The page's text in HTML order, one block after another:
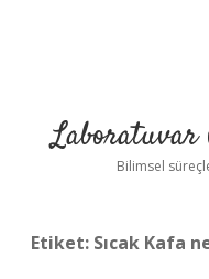
Laboratuvar
Bilimsel
Etiket: Sıcak Kafa